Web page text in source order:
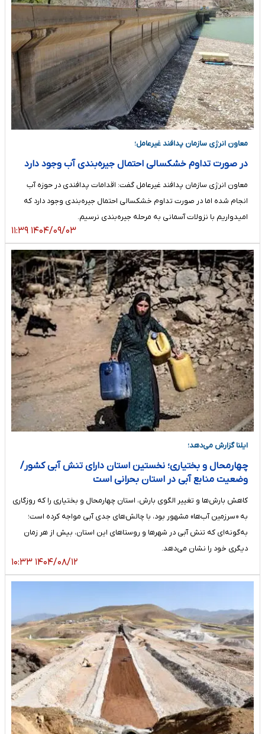
معاون انرژی سازمان پدافند غیرعامل؛
در صورت تداوم خشکسالی احتمال جیره‌بندی آب وجود دارد
معاون انرژی سازمان پدافند غیرعامل گفت: اقدامات پدافندی در حوزه آب
انجام شده اما در صورت تداوم خشکسالی احتمال جیره‌بندی وجود دارد که
امیدواریم با نزولات آسمانی به مرحله جیره‌بندی نرسیم.
۱۴۰۴/۰۹/۰۳ ۱۱:۳۹
ایلنا گزارش می‌دهد؛
چهارمحال و بختیاری؛ نخستین استان دارای تنش آبی کشور/
وضعیت منابع آبی در استان بحرانی است
کاهش بارش‌ها و تغییر الگوی بارش، استان چهارمحال و بختیاری را که روزگاری
به «سرزمین آب‌ها» مشهور بود، با چالش‌های جدی آبی مواجه کرده است؛
به‌گونه‌ای که تنش آبی در شهرها و روستاهای این استان، بیش از هر زمان
دیگری خود را نشان می‌دهد.
۱۴۰۴/۰۸/۱۲ ۱۰:۳۳